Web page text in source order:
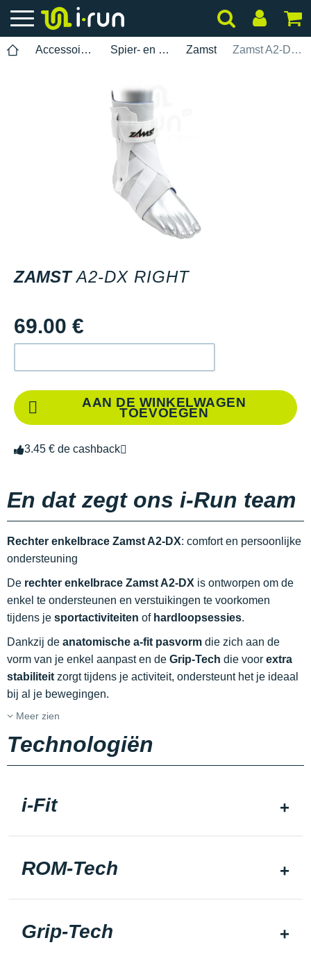
Accessoires Spier- en gewrichtsbescherming Zamst Zamst A2-DX Right
ZAMST A2-DX RIGHT
69.00 €
AAN DE WINKELWAGEN
TOEVOEGEN
3.45 € de cashback
En dat zegt ons i-Run team
Rechter enkelbrace Zamst A2-DX: comfort en persoonlijke
ondersteuning
De rechter enkelbrace Zamst A2-DX is ontworpen om de
enkel te ondersteunen en verstuikingen te voorkomen
tijdens je sportactiviteiten of hardloopsessies.
Dankzij de anatomische a-fit pasvorm die zich aan de
vorm van je enkel aanpast en de Grip-Tech die voor extra
stabiliteit zorgt tijdens je activiteit, ondersteunt het je ideaal
bij al je bewegingen.
Meer zien
Technologiën
i-Fit
ROM-Tech
Grip-Tech